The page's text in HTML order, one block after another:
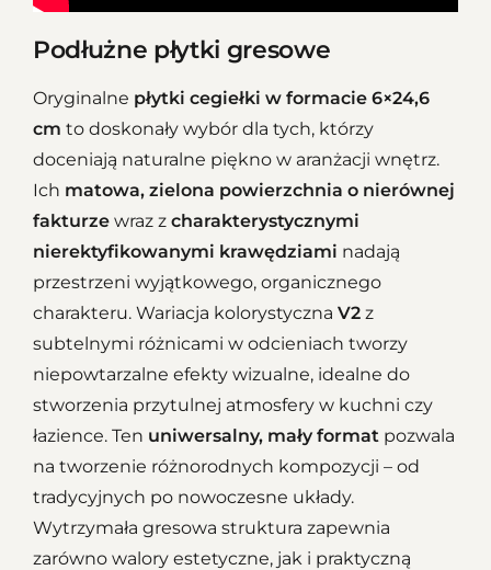
Podłużne płytki gresowe
Oryginalne płytki cegiełki w formacie 6×24,6
cm to doskonały wybór dla tych, którzy
doceniają naturalne piękno w aranżacji wnętrz.
Ich matowa, zielona powierzchnia o nierównej
fakturze wraz z charakterystycznymi
nierektyfikowanymi krawędziami nadają
przestrzeni wyjątkowego, organicznego
charakteru. Wariacja kolorystyczna V2 z
subtelnymi różnicami w odcieniach tworzy
niepowtarzalne efekty wizualne, idealne do
stworzenia przytulnej atmosfery w kuchni czy
łazience. Ten uniwersalny, mały format pozwala
na tworzenie różnorodnych kompozycji – od
tradycyjnych po nowoczesne układy.
Wytrzymała gresowa struktura zapewnia
zarówno walory estetyczne, jak i praktyczną